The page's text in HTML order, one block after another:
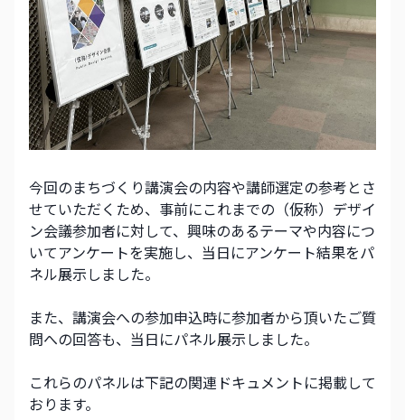
今回のまちづくり講演会の内容や講師選定の参考とさ
せていただくため、事前にこれまでの（仮称）デザイ
ン会議参加者に対して、興味のあるテーマや内容につ
いてアンケートを実施し、当日にアンケート結果をパ
ネル展示しました。
また、講演会への参加申込時に参加者から頂いたご質
問への回答も、当日にパネル展示しました。
これらのパネルは下記の関連ドキュメントに掲載して
おります。